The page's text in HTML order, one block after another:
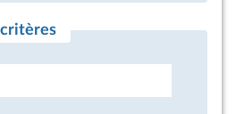
critères